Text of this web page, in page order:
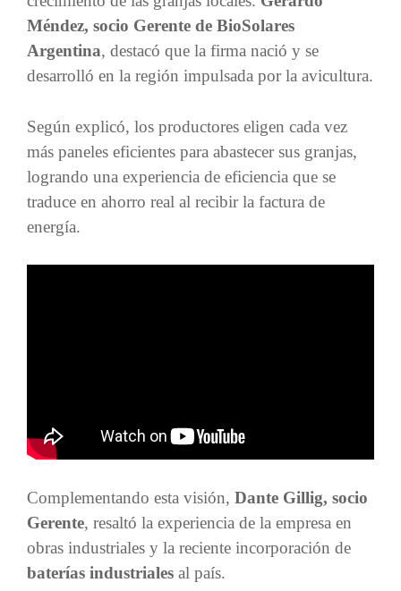
Méndez, socio Gerente de BioSolares
Argentina, destacó que la firma nació y se
desarrolló en la región impulsada por la avicultura.
Según explicó, los productores eligen cada vez
más paneles eficientes para abastecer sus granjas,
logrando una experiencia de eficiencia que se
traduce en ahorro real al recibir la factura de
energía.
Complementando esta visión, Dante Gillig, socio
Gerente, resaltó la experiencia de la empresa en
obras industriales y la reciente incorporación de
baterías industriales al país.